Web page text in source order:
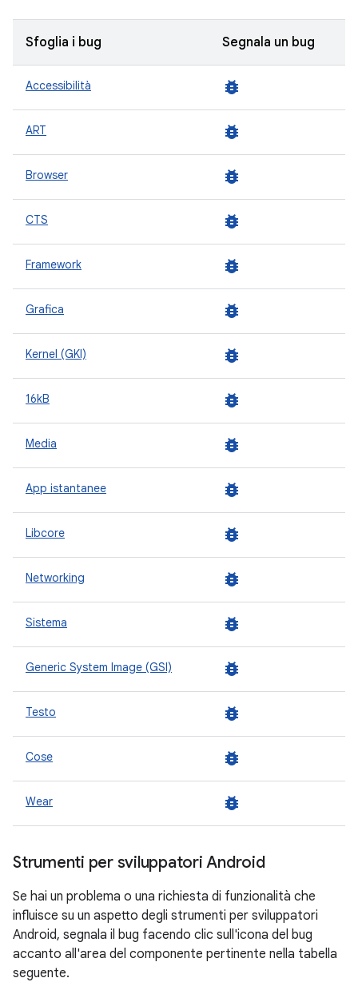
Sfoglia i bug Segnala un bug
Accessibilità bug_report
ART bug_report
Browser bug_report
CTS bug_report
Framework bug_report
Grafica bug_report
Kernel (GKI) bug_report
16kB bug_report
Media bug_report
App istantanee bug_report
Libcore bug_report
Networking bug_report
Sistema bug_report
Generic System Image (GSI) bug_report
Testo bug_report
Cose bug_report
Wear bug_report
Strumenti per sviluppatori Android
Se hai un problema o una richiesta di funzionalità che
influisce su un aspetto degli strumenti per sviluppatori
Android, segnala il bug facendo clic sull'icona del bug
accanto all'area del componente pertinente nella tabella
seguente.